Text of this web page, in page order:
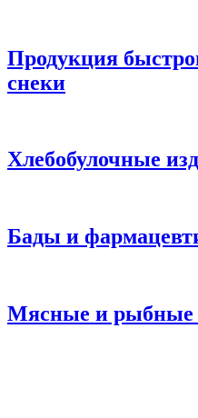
Продукция
снеки
Хлебобулочные
Бады и
Мясные и рыбные